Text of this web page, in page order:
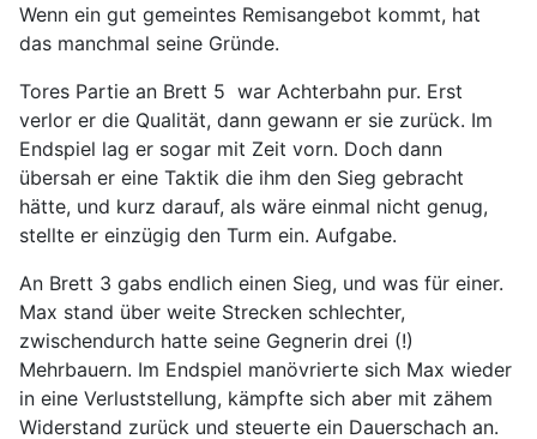
Wenn ein gut gemeintes Remisangebot kommt, hat
das manchmal seine Gründe.
Tores Partie an Brett 5 war Achterbahn pur. Erst
verlor er die Qualität, dann gewann er sie zurück. Im
Endspiel lag er sogar mit Zeit vorn. Doch dann
übersah er eine Taktik die ihm den Sieg gebracht
hätte, und kurz darauf, als wäre einmal nicht genug,
stellte er einzügig den Turm ein. Aufgabe.
An Brett 3 gabs endlich einen Sieg, und was für einer.
Max stand über weite Strecken schlechter,
zwischendurch hatte seine Gegnerin drei (!)
Mehrbauern. Im Endspiel manövrierte sich Max wieder
in eine Verluststellung, kämpfte sich aber mit zähem
Widerstand zurück und steuerte ein Dauerschach an.